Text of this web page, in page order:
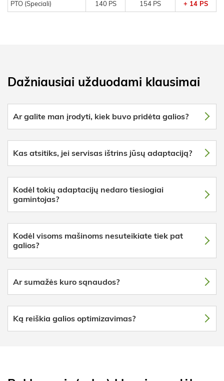
PTO (Speciali) 140 PS 154 PS + 14 PS
Dažniausiai užduodami klausimai
Ar galite man įrodyti, kiek buvo pridėta galios?
Kas atsitiks, jei servisas ištrins jūsų adaptaciją?
Kodėl tokių adaptacijų nedaro tiesiogiai
gamintojas?
Kodėl visoms mašinoms nesuteikiate tiek pat
galios?
Ar sumažės kuro sąnaudos?
Ką reiškia galios optimizavimas?